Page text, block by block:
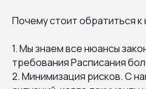
Почему стоит обратиться к
1. Мы знаем все нюансы
требования Расписания
2. Минимизация рисков. С